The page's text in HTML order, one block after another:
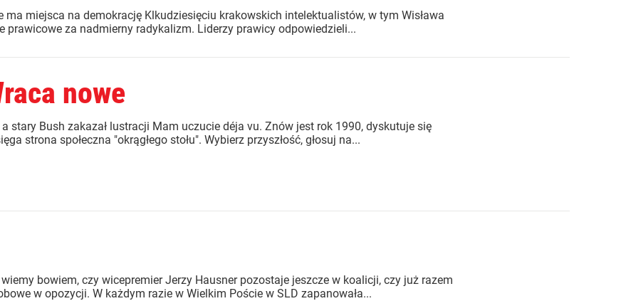
miejsca na demokrację Klkudziesięciu krakowskich intelektualistów, w tym Wisława
prawicowe za nadmierny radykalizm. Liderzy prawicy odpowiedzieli...
nowe
stary Bush zakazał lustracji Mam uczucie déja vu. Znów jest rok 1990, dyskutuje się
strona społeczna "okrągłego stołu". Wybierz przyszłość, głosuj na...
bowiem, czy wicepremier Jerzy Hausner pozostaje jeszcze w koalicji, czy już razem
w opozycji. W każdym razie w Wielkim Poście w SLD zapanowała...